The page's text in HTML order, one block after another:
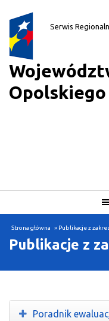
Serwis
Opolskiego
Strona główna » Publikacje z
Publikacje z
Poradnik